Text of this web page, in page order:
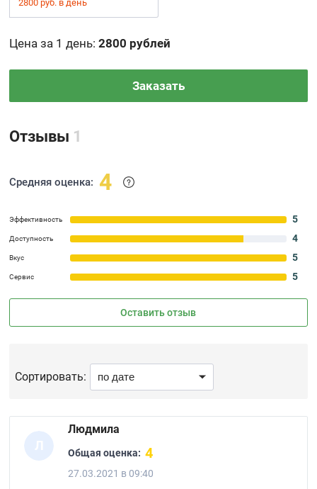
2800 руб. в день
Цена за 1 день:2800 рублей
Заказать
Отзывы 1
Средняя оценка: 4
Эффективность 5
Доступность 4
Вкус 5
Сервис 5
Оставить отзыв
Сортировать:
Л
Людмила
Общая оценка: 4
27.03.2021 в 09:40